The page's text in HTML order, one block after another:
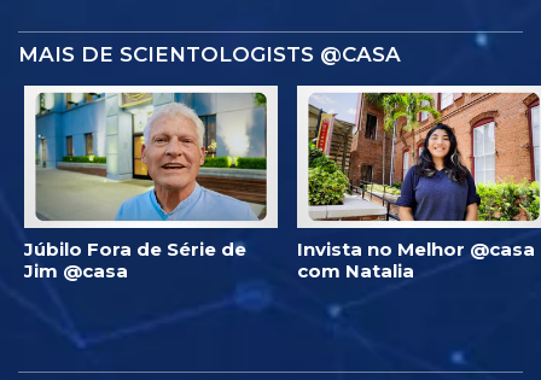
MAIS DE SCIENTOLOGISTS @CASA
Júbilo Fora de Série de
Jim @casa
Invista no Melhor @casa
com Natalia